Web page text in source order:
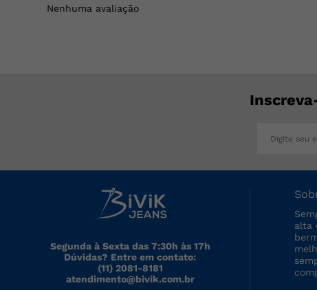
Nenhuma avaliação
Segunda à Sexta das 7:30h às 17h
Dúvidas? Entre em contato:
(11) 2081-8181
atendimento@bivik.com.br
alta